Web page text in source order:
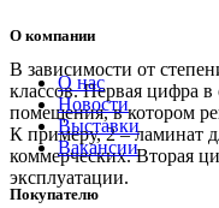
В зависимости от
классов. Первая цифра в
помещения, в котором
К примеру, 2 – ламинат
коммерческих. Вторая
эксплуатации.
О компании
О нас
Новости
Выставки
Вакансии
Покупателю